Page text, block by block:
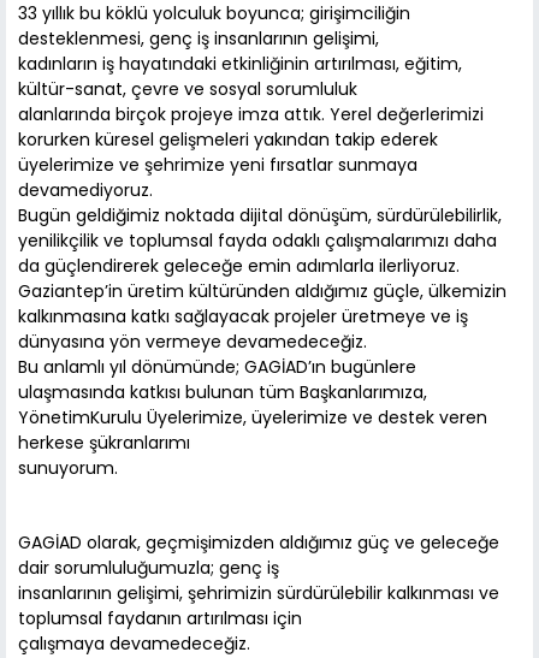
33 yıllık bu köklü yolculuk boyunca; girişimciliğin
desteklenmesi, genç iş insanlarının gelişimi,
kadınların iş hayatındaki etkinliğinin artırılması, eğitim,
kültür-sanat, çevre ve sosyal sorumluluk
alanlarında birçok projeye imza attık. Yerel değerlerimizi
korurken küresel gelişmeleri yakından takip ederek
üyelerimize ve şehrimize yeni fırsatlar sunmaya
devamediyoruz.
Bugün geldiğimiz noktada dijital dönüşüm, sürdürülebilirlik,
yenilikçilik ve toplumsal fayda odaklı çalışmalarımızı daha
da güçlendirerek geleceğe emin adımlarla ilerliyoruz.
Gaziantep’in üretim kültüründen aldığımız güçle, ülkemizin
kalkınmasına katkı sağlayacak projeler üretmeye ve iş
dünyasına yön vermeye devamedeceğiz.
Bu anlamlı yıl dönümünde; GAGİAD’ın bugünlere
ulaşmasında katkısı bulunan tüm Başkanlarımıza,
YönetimKurulu Üyelerimize, üyelerimize ve destek veren
herkese şükranlarımı
sunuyorum.
GAGİAD olarak, geçmişimizden aldığımız güç ve geleceğe
dair sorumluluğumuzla; genç iş
insanlarının gelişimi, şehrimizin sürdürülebilir kalkınması ve
toplumsal faydanın artırılması için
çalışmaya devamedeceğiz.